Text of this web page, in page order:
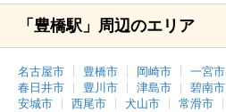
「豊橋駅」周辺のエリア
名古屋市 豊橋市 岡崎市 一宮市
春日井市
豊川市 津島市 碧南市
安城市
西尾市 犬山市 常滑市